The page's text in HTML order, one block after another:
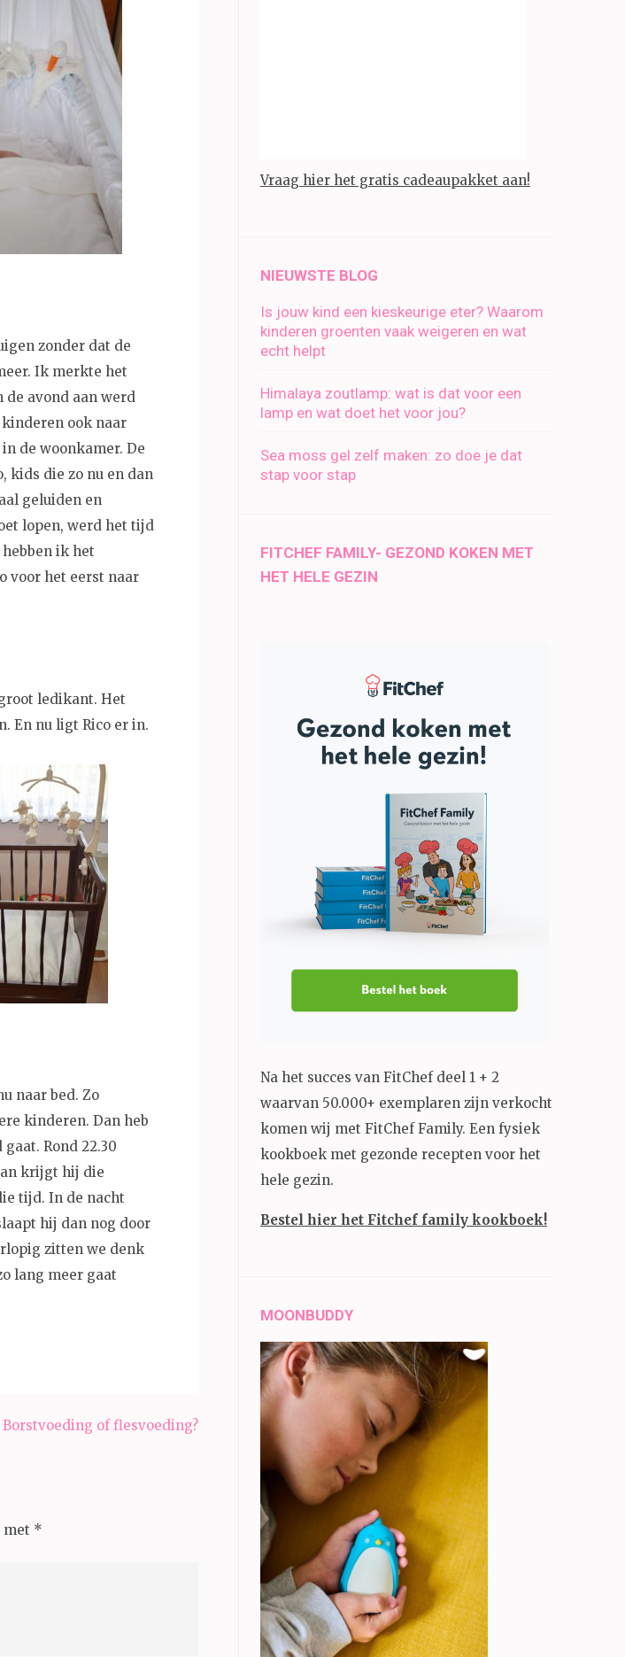
zonder dat de
Ik merkte het
avond aan werd
ook naar
de woonkamer. De
kids die zo nu en dan
geluiden en
lopen, werd het tijd
ik het
voor het eerst naar
ledikant. Het
En nu ligt Rico er in.
naar bed. Zo
kinderen. Dan heb
Rond 22.30
krijgt hij die
tijd. In de nacht
hij dan nog door
zitten we denk
lang meer gaat
Borstvoeding of flesvoeding?
met *
Vraag hier het gratis cadeaupakket aan!
NIEUWSTE BLOG
Is jouw kind een kieskeurige eter? Waarom
kinderen groenten vaak weigeren en wat
echt helpt
Himalaya zoutlamp: wat is dat voor een
lamp en wat doet het voor jou?
Sea moss gel zelf maken: zo doe je dat
stap voor stap
FITCHEF FAMILY- GEZOND KOKEN MET
HET HELE GEZIN
Na het succes van FitChef deel 1 + 2
waarvan 50.000+ exemplaren zijn verkocht
komen wij met FitChef Family. Een fysiek
kookboek met gezonde recepten voor het
hele gezin.
Bestel hier het Fitchef family kookboek!
MOONBUDDY